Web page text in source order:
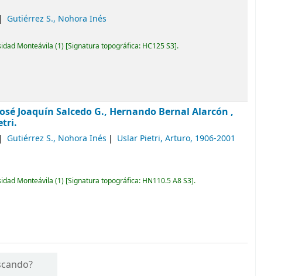
Gutiérrez S., Nohora Inés
Monteávila (1) Signatura topográfica: HC125 S3 .
Joaquín Salcedo G., Hernando Bernal Alarcón ,
Gutiérrez S., Nohora Inés Uslar Pietri, Arturo, 1906-2001
Monteávila (1) Signatura topográfica: HN110.5 A8 S3 .